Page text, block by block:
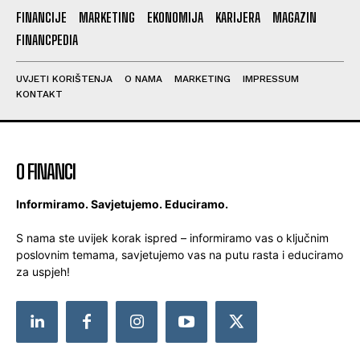
FINANCIJE MARKETING EKONOMIJA KARIJERA
MAGAZIN
FINANCPEDIA
UVJETI KORIŠTENJA O NAMA MARKETING
IMPRESSUM
KONTAKT
O FINANCI
Informiramo. Savjetujemo. Educiramo.
S nama ste uvijek korak ispred – informiramo vas o ključnim
poslovnim temama, savjetujemo vas na putu rasta i educiramo
za uspjeh!